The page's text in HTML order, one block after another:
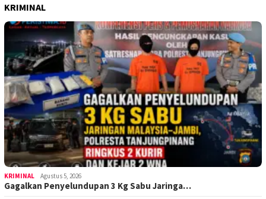
KRIMINAL
KRIMINAL Agustus 5, 2026
Gagalkan Penyelundupan 3 Kg Sabu Jaringa…